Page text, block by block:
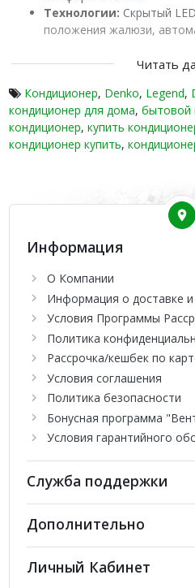
Технологии: Скрытый
положения жалюзи,
Экологичность:
Управление:
Серия Legend On/Off (2025):
Данная модель входит в серию
GMCC постоянной
Читать
Кондиционер, Denko, Legend,
кондиционер для дома, бытовой
кондиционер, купить
кондиционер купить,
Информация
О Компании
Информация о доставке
Условия Программы
Политика
Рассрочка/кешбек по
Условия соглашения
Политика безопасности
Бонусная программа
Условия гарантийного
Служба поддержки
Дополнительно
Личный Кабинет